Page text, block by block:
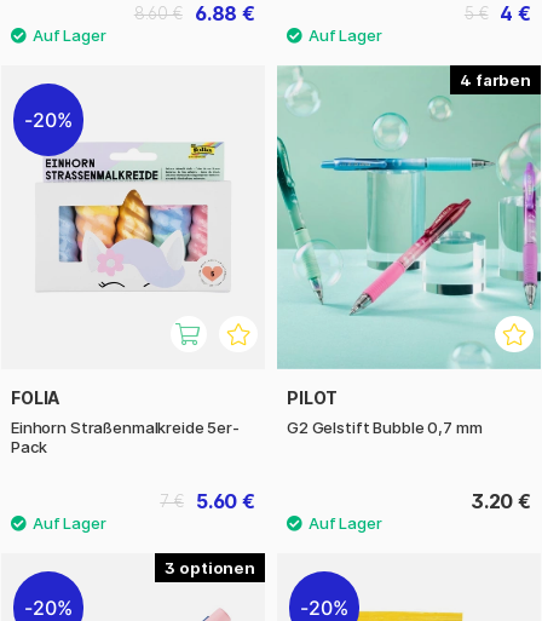
6.88 €
8.60 € 4 €
5 €
20%
FOLIA
Einhorn Straßenmalkreide 5er-
Pack
5.60 €
7 €
4
PILOT
G2 Gelstift Bubble 0,7 mm
3.20 €
3
20% 20%